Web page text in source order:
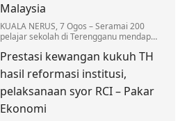
Malaysia
KUALA NERUS, 7 Ogos – Seramai 200
pelajar sekolah di Terengganu mendapat
ekosistem marin…
Prestasi kewangan kukuh TH
hasil reformasi institusi,
pelaksanaan syor RCI – Pakar
Ekonomi